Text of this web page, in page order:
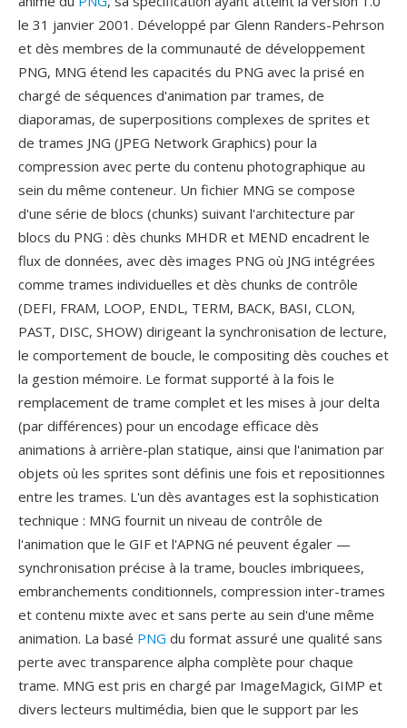
le 31 janvier 2001. Développé par Glenn Randers-Pehrson
et dès membres de la communauté de développement
PNG, MNG étend les capacités du PNG avec la prisé en
chargé de séquences d'animation par trames, de
diaporamas, de superpositions complexes de sprites et
de trames JNG (JPEG Network Graphics) pour la
compression avec perte du contenu photographique au
sein du même conteneur. Un fichier MNG se compose
d'une série de blocs (chunks) suivant l'architecture par
blocs du PNG : dès chunks MHDR et MEND encadrent le
flux de données, avec dès images PNG où JNG intégrées
comme trames individuelles et dès chunks de contrôle
(DEFI, FRAM, LOOP, ENDL, TERM, BACK, BASI, CLON,
PAST, DISC, SHOW) dirigeant la synchronisation de lecture,
le comportement de boucle, le compositing dès couches et
la gestion mémoire. Le format supporté à la fois le
remplacement de trame complet et les mises à jour delta
(par différences) pour un encodage efficace dès
animations à arrière-plan statique, ainsi que l'animation par
objets où les sprites sont définis une fois et repositionnes
entre les trames. L'un dès avantages est la sophistication
technique : MNG fournit un niveau de contrôle de
l'animation que le GIF et l'APNG né peuvent égaler —
synchronisation précise à la trame, boucles imbriquees,
embranchements conditionnels, compression inter-trames
et contenu mixte avec et sans perte au sein d'une même
animation. La basé PNG du format assuré une qualité sans
perte avec transparence alpha complète pour chaque
trame. MNG est pris en chargé par ImageMagick, GIMP et
divers lecteurs multimédia, bien que le support par les